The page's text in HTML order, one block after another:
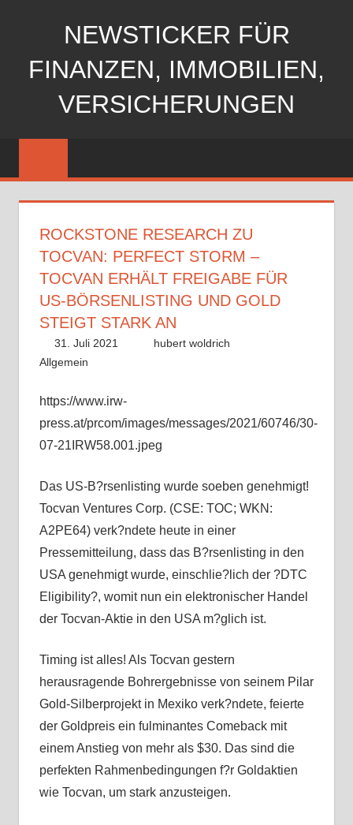
NEWSTICKER FÜR
FINANZEN, IMMOBILIEN,
VERSICHERUNGEN
ROCKSTONE RESEARCH ZU
TOCVAN: PERFECT STORM –
TOCVAN ERHÄLT FREIGABE FÜR
US-BÖRSENLISTING UND GOLD
STEIGT STARK AN
31. Juli 2021
hubert woldrich
Allgemein
https://www.irw-
press.at/prcom/images/messages/2021/60746/30-
07-21IRW58.001.jpeg
Das US-B?rsenlisting wurde soeben genehmigt!
Tocvan Ventures Corp. (CSE: TOC; WKN:
A2PE64) verk?ndete heute in einer
Pressemitteilung, dass das B?rsenlisting in den
USA genehmigt wurde, einschlie?lich der ?DTC
Eligibility?, womit nun ein elektronischer Handel
der Tocvan-Aktie in den USA m?glich ist.
Timing ist alles! Als Tocvan gestern
herausragende Bohrergebnisse von seinem Pilar
Gold-Silberprojekt in Mexiko verk?ndete, feierte
der Goldpreis ein fulminantes Comeback mit
einem Anstieg von mehr als $30. Das sind die
perfekten Rahmenbedingungen f?r Goldaktien
wie Tocvan, um stark anzusteigen.